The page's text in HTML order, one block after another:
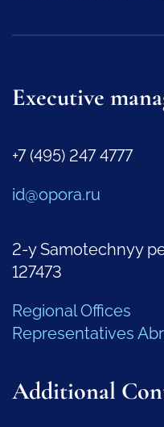
Executive
+7 (495) 247 4777
id@opora.ru
2-y Samotechnyy
127473
Regional Offices
Representatives
Additional